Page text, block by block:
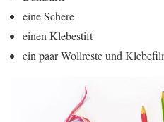
eine Schere
einen Klebestift
ein paar Wollreste und